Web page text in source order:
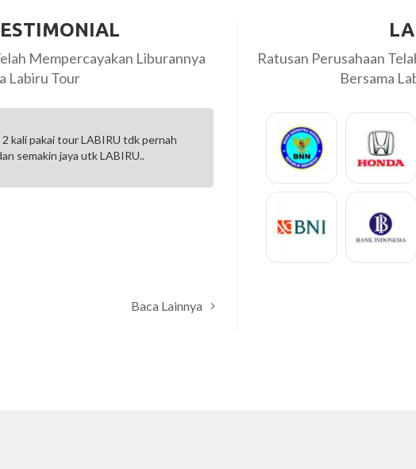
Mempercayakan Liburannya
Labiru Tour
kali pakai tour LABIRU tdk pernah
semakin jaya utk LABIRU..
Awalnya aku khawatir ya,
peserta ga ke handling
drivernya ramah juga....
Baca Lainnya
Ratusan Perusahaan
Bersama